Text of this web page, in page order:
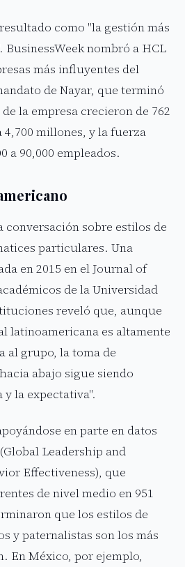
como "la gestión más
nombró a HCL
más influyentes del
de Nayar, que terminó
la empresa crecieron de 762
millones, y la fuerza
a 90,000 empleados.
conversación sobre estilos de
particulares. Una
en 2015 en el Journal of
de la Universidad
reveló que, aunque
latinoamericana es altamente
al grupo, la toma de
abajo sigue siendo
la expectativa".
en parte en datos
Leadership and
Effectiveness), que
de nivel medio en 951
que los estilos de
y paternalistas son los más
En México, por ejemplo,